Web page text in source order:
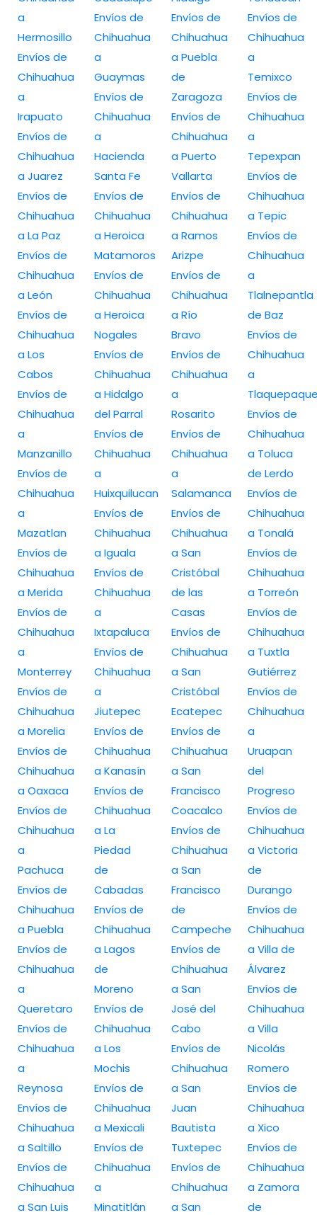
a
Hermosillo
Envíos de
Chihuahua
a
Irapuato
Envíos de
Chihuahua
a Juarez
Envíos de
Chihuahua
a La Paz
Envíos de
Chihuahua
a León
Envíos de
Chihuahua
a Los
Cabos
Envíos de
Chihuahua
a
Manzanillo
Envíos de
Chihuahua
a
Mazatlan
Envíos de
Chihuahua
a Merida
Envíos de
Chihuahua
a
Monterrey
Envíos de
Chihuahua
a Morelia
Envíos de
Chihuahua
a Oaxaca
Envíos de
Chihuahua
a
Pachuca
Envíos de
Chihuahua
a Puebla
Envíos de
Chihuahua
a
Queretaro
Envíos de
Chihuahua
a
Reynosa
Envíos de
Chihuahua
a Saltillo
Envíos de
Chihuahua
a San Luis
Envíos de
Chihuahua
a
Guaymas
Envíos de
Chihuahua
a
Hacienda
Santa Fe
Envíos de
Chihuahua
a Heroica
Matamoros
Envíos de
Chihuahua
a Heroica
Nogales
Envíos de
Chihuahua
a Hidalgo
del Parral
Envíos de
Chihuahua
a
Huixquilucan
Envíos de
Chihuahua
a Iguala
Envíos de
Chihuahua
a
Ixtapaluca
Envíos de
Chihuahua
a
Jiutepec
Envíos de
Chihuahua
a Kanasín
Envíos de
Chihuahua
a La
Piedad
de
Cabadas
Envíos de
Chihuahua
a Lagos
de
Moreno
Envíos de
Chihuahua
a Los
Mochis
Envíos de
Chihuahua
a Mexicali
Envíos de
Chihuahua
a
Minatitlán
Envíos de
Chihuahua
a Puebla
de
Zaragoza
Envíos de
Chihuahua
a Puerto
Vallarta
Envíos de
Chihuahua
a Ramos
Arizpe
Envíos de
Chihuahua
a Río
Bravo
Envíos de
Chihuahua
a
Rosarito
Envíos de
Chihuahua
a
Salamanca
Envíos de
Chihuahua
a San
Cristóbal
de las
Casas
Envíos de
Chihuahua
a San
Cristóbal
Ecatepec
Envíos de
Chihuahua
a San
Francisco
Coacalco
Envíos de
Chihuahua
a San
Francisco
de
Campeche
Envíos de
Chihuahua
a San
José del
Cabo
Envíos de
Chihuahua
a San
Juan
Bautista
Tuxtepec
Envíos de
Chihuahua
a San
Envíos de
Chihuahua
a
Temixco
Envíos de
Chihuahua
a
Tepexpan
Envíos de
Chihuahua
a Tepic
Envíos de
Chihuahua
a
Tlalnepantla
de Baz
Envíos de
Chihuahua
a
Envíos de
Chihuahua
a Toluca
de Lerdo
Envíos de
Chihuahua
a Tonalá
Envíos de
Chihuahua
a Torreón
Envíos de
Chihuahua
a Tuxtla
Gutiérrez
Envíos de
Chihuahua
a
Uruapan
del
Progreso
Envíos de
Chihuahua
a Victoria
de
Durango
Envíos de
Chihuahua
a Villa de
Álvarez
Envíos de
Chihuahua
a Villa
Nicolás
Romero
Envíos de
Chihuahua
a Xico
Envíos de
Chihuahua
a Zamora
de